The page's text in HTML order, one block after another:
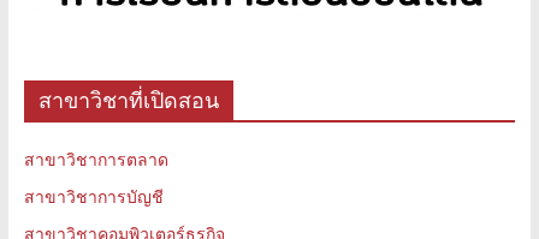
สาขาวิชาที่เปิดสอน
สาขาวิชาการตลาด
สาขาวิชาการบัญชี
สาขาวิชาคอมพิวเตอร์ธุรกิจ